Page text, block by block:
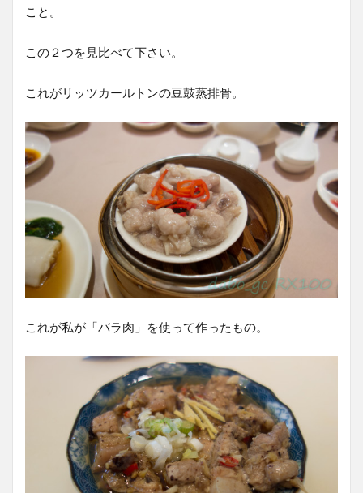
こと。
この２つを見比べて下さい。
これがリッツカールトンの豆鼓蒸排骨。
これが私が「バラ肉」を使って作ったもの。